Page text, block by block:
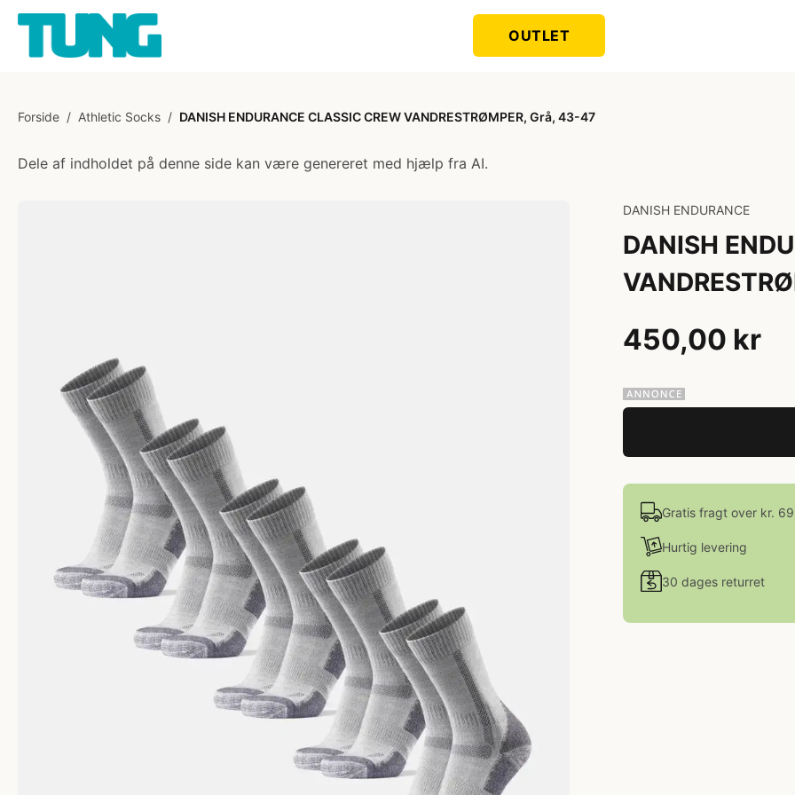
OUTLET
Forside / Athletic Socks / DANISH ENDURANCE CLASSIC CREW VANDRESTRØMPER, Grå, 43-47
Dele af indholdet på denne side kan være genereret med hjælp fra AI.
DANISH ENDURANCE
DANISH
450,00 kr
Gratis fragt over kr.
Hurtig levering
30 dages returret